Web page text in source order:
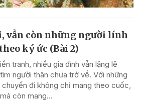
vẫn còn những người lính
ký ức (Bài 2)
tranh, nhiều gia đình vẫn lặng lẽ
người thân chưa trở về. Với những
đi không chỉ mang theo cuốc,
còn mang...